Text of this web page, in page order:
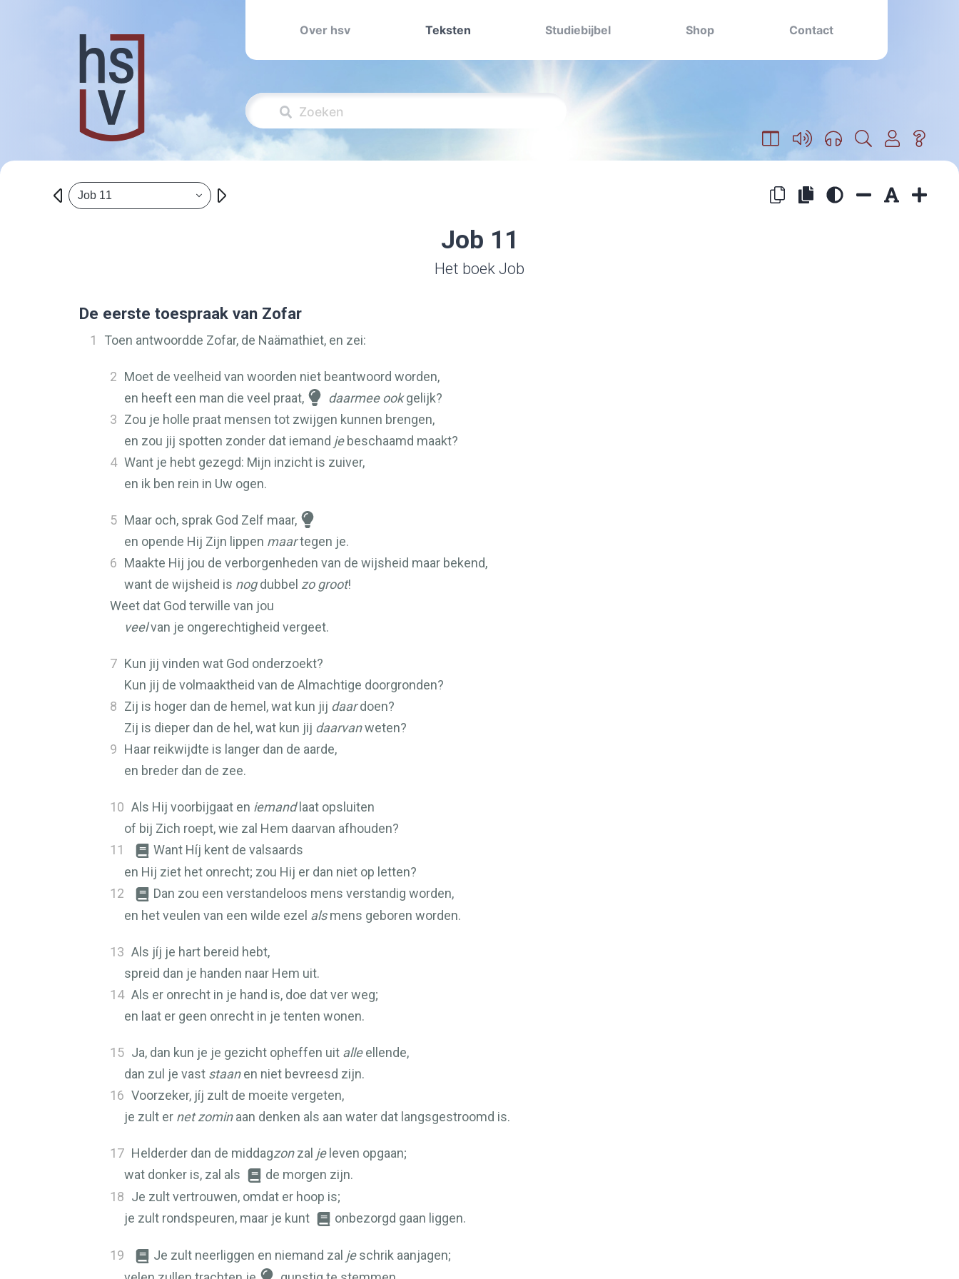
Over hsv Teksten Studiebijbel Shop Contact
Job 11
Job 11
Het boek Job
De eerste toespraak van Zofar
1 Toen antwoordde Zofar, de Naämathiet, en zei:
2 Moet de veelheid van woorden niet beantwoord worden,
en heeft een man die veel praat,
daarmee ookgelijk?
3 Zou je holle praat mensen tot zwijgen kunnen brengen,
en zou jij spotten zonder dat iemand jebeschaamd maakt?
4 Want je hebt gezegd: Mijn inzicht is zuiver,
en ik ben rein in Uw ogen.
5 Maar och, sprak God Zelf maar,
en opende Hij Zijn lippen maartegen je.
6 Maakte Hij jou de verborgenheden van de wijsheid maar bekend,
want de wijsheid is nogdubbel zo groot!
Weet dat God terwille van jou
veelvan je ongerechtigheid vergeet.
7 Kun jij vinden wat God onderzoekt?
Kun jij de volmaaktheid van de Almachtige doorgronden?
8 Zij is hoger dan de hemel, wat kun jij daardoen?
Zij is dieper dan de hel, wat kun jij daarvanweten?
9 Haar reikwijdte is langer dan de aarde,
en breder dan de zee.
10 Als Hij voorbijgaat en iemandlaat opsluiten
of bij Zich roept, wie zal Hem daarvan afhouden?
11
Want Híj kent de valsaards
en Hij ziet het onrecht; zou Hij er dan niet op letten?
12
Dan zou een verstandeloos mens verstandig worden,
en het veulen van een wilde ezel alsmens geboren worden.
13 Als jíj je hart bereid hebt,
spreid dan je handen naar Hem uit.
14 Als er onrecht in je hand is, doe dat ver weg;
en laat er geen onrecht in je tenten wonen.
15 Ja, dan kun je je gezicht opheffen uit alleellende,
dan zul je vast staanen niet bevreesd zijn.
16 Voorzeker, jíj zult de moeite vergeten,
je zult er net zominaan denken als aan water dat langsgestroomd is.
17 Helderder dan de middagzonzal jeleven opgaan;
wat donker is, zal als
de morgen zijn.
18 Je zult vertrouwen, omdat er hoop is;
je zult rondspeuren, maar je kunt
onbezorgd gaan liggen.
19 Je zult neerliggen en niemand zal jeschrik aanjagen;